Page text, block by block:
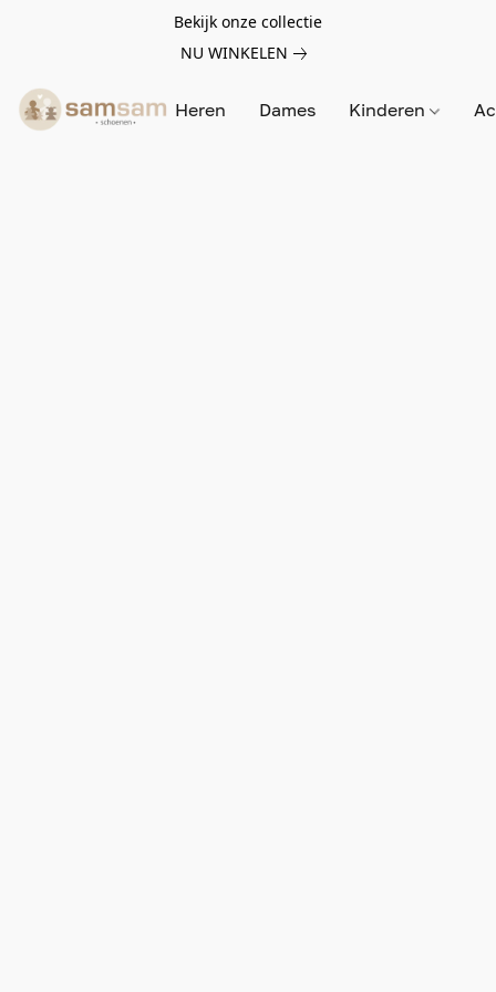
Bekijk onze collectie
NU WINKELEN
Heren Dames Kinderen